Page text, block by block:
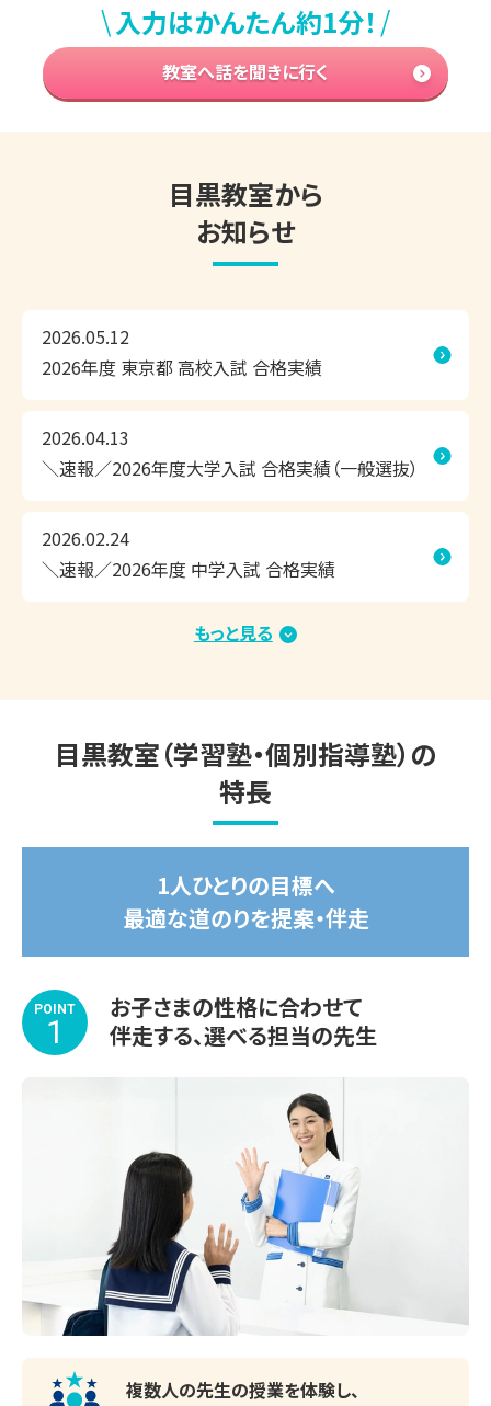
格・成績アップに向けてがんばっている方が多くいらっしゃる
と思います。
もし、学習を進める中で「今の勉強方法でいいのかな？」「取
り組む内容は合っている？」「もっと効率のいい勉強方法はな
▼今の時期、よくいただくご相談内容
「2学期の定期テストで高得点を取るために、夏休み中にしっ
かり対策したい」
が進んでない」
「志望校合格に向けて、今の勉強の進め方で大丈夫か不安。
上記のご相談内容は一例です。
リ合った学習方法や学習内容のご提案をいたしますので、お
方法で、効率よくこの夏の成果を実感できる個別指導塾で
◎1人ひとりにぴったりの学習計画
◎相性のよい担当講師が、隣できめ細かく指導
◎お子さまに合わせて調整できるスケジュール
教室見学も承っております。
ぜひ、目黒教室まで足を運んでいただき、学習環境などをお
確かめください！
◆◇夏期講習　好評受付中！◇◆
▽夏期講習期間
2026年7月14日(火)～8月31日(月)
受講する教科や学習内容、スケジュールもお子さま専用で
す。
苦手な1教科から受講OK！
涼しくて集中できる学習環境を整えてお待ちしております。
\入力はかんたん約1分！ /
教室へ話を聞きに行く
目黒教室から
お知らせ
2026.05.12
2026年度 東京都 高校入試 合格実績
2026.04.13
＼速報／2026年度大学入試 合格実績（一般選抜）
2026.02.24
＼速報／2026年度 中学入試 合格実績
もっと見る
目黒教室（学習塾・個別指導塾）の
特長
1人ひとりの目標へ
最適な道のりを提案・伴走
POINT
1
お子さまの性格に合わせて
伴走する、選べる担当の先生
複数人の先生の授業を体験し、